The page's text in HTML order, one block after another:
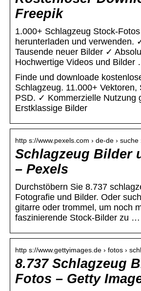
Freepik
1.000+ Schlagzeug Stock-
herunterladen und verwenden.
Tausende neuer Bilder ✓
Hochwertige Videos und Bilder
Finde und downloade
Schlagzeug. 11.000+ Vektoren,
PSD. ✓ Kommerzielle Nutzung
Erstklassige Bilder
http s://www.pexels.com › de-de › suche
Schlagzeug Bilder
– Pexels
Durchstöbern Sie 8.737
Fotografie und Bilder. Oder
gitarre oder trommel, um noch
faszinierende Stock-Bilder zu …
http s://www.gettyimages.de › fotos ›
8.737 Schlagzeug
Fotos – Getty